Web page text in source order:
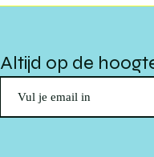
Altijd op de